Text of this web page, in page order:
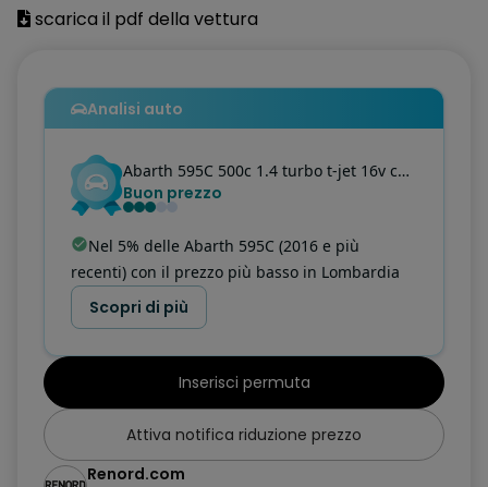
Autoradio con lettore CD e MP3 e n. altoparlanti 40w, n. 2
Capote in tela con spoiler integrato apribile elettricamente
con pneumatici 205/40 R 17
Climatizzatore automatico
Cristalli posteriori scuri
Elaborazione potenza 160cv
ESP + ASR/MSR, HBA e Hill Holder
Fari allo xenon
Fendinebbia
Kit cromo
scarica il pdf della vettura
Analisi auto
Abarth 595C 500c 1.4 turbo t-jet 16v competizione e6
Buon prezzo
Nel 5% delle Abarth 595C (2016 e più
recenti) con il prezzo più basso in Lombardia
Scopri di più
Inserisci permuta
Attiva notifica riduzione prezzo
Renord.com